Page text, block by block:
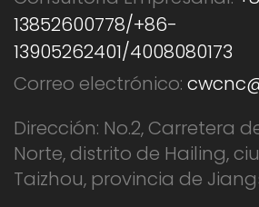
13852600778/+86-
13905262401/4008080173
Correo electrónico:
Dirección: No.2, Carretera
Norte, distrito de Hailing,
Taizhou, provincia de